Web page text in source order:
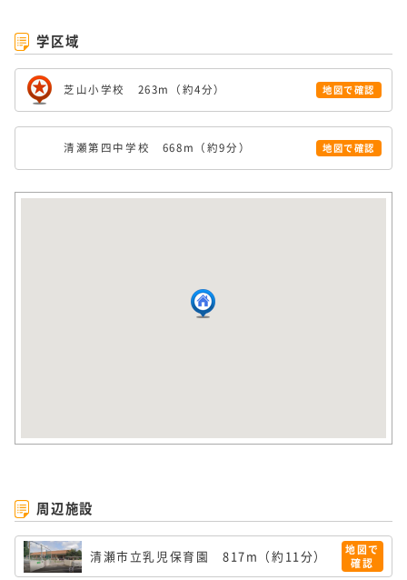
学区域
芝山小学校 263m（約4分） 地図で確認
清瀬第四中学校 668m（約9分） 地図で確認
周辺施設
清瀬市立乳児保育園 817m（約11分）
地図で
確認